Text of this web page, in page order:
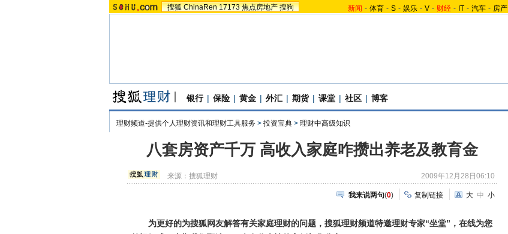
搜狐 ChinaRen 17173 焦点房地产 搜狗 新闻 - 体育 - S - 娱乐 - V - 财经 - IT - 汽车 - 房产
银行 | 保险 | 黄金 | 外汇 | 期货 | 课堂 | 社区 | 博客
理财频道-提供个人理财资讯和理财工具服务 > 投资宝典 > 理财中高级知识
八套房资产千万 高收入家庭咋攒出养老及教育金
来源： 搜狐理财 2009年12月28日06:10
我来说两句(0) 复制链接 大 中 小
为更好的为搜狐网友解答有关家庭理财的问题，搜狐理财频道特邀理财专家“坐堂”，在线为您